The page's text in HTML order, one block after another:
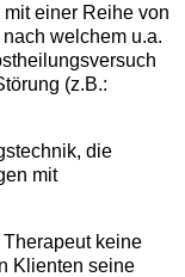
einer Reihe von
welchem u.a.
(z.B.:
die
mit
keine
Klienten seine